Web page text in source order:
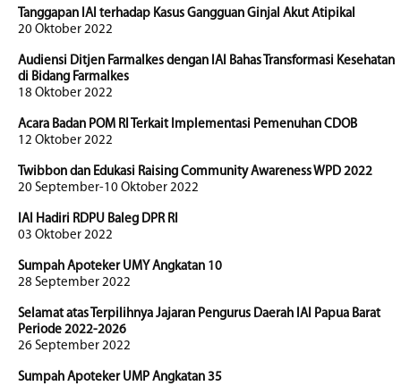
Tanggapan IAI terhadap Kasus Gangguan Ginjal Akut Atipikal
20 Oktober 2022
Audiensi Ditjen Farmalkes dengan IAI Bahas Transformasi Kesehatan
di Bidang Farmalkes
18 Oktober 2022
Acara Badan POM RI Terkait Implementasi Pemenuhan CDOB
12 Oktober 2022
Twibbon dan Edukasi Raising Community Awareness WPD 2022
20 September-10 Oktober 2022
IAI Hadiri RDPU Baleg DPR RI
03 Oktober 2022
Sumpah Apoteker UMY Angkatan 10
28 September 2022
Selamat atas Terpilihnya Jajaran Pengurus Daerah IAI Papua Barat
Periode 2022-2026
26 September 2022
Sumpah Apoteker UMP Angkatan 35